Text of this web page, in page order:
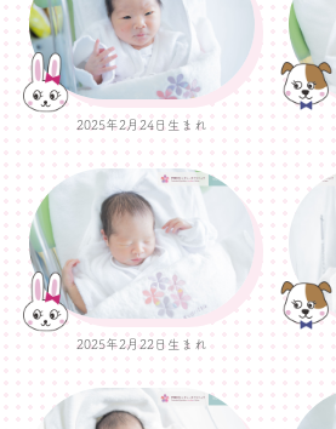
2025年2月24日生まれ
2025年2月22日生まれ